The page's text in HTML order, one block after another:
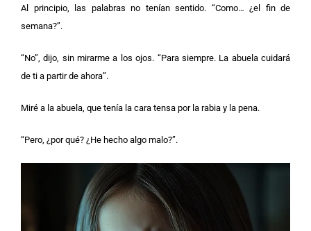
Al principio, las palabras no tenían sentido. “Como… ¿el fin de
semana?”.
“No”, dijo, sin mirarme a los ojos. “Para siempre. La abuela cuidará
de ti a partir de ahora”.
Miré a la abuela, que tenía la cara tensa por la rabia y la pena.
“Pero, ¿por qué? ¿He hecho algo malo?”.